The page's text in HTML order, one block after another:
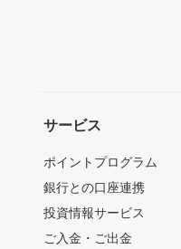
サービス
ポイントプログラム
銀行との口座連携
投資情報サービス
ご入金・ご出金